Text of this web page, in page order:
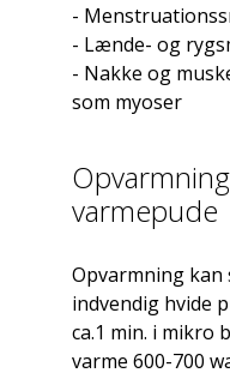
-
- Lænde- og
- Nakke og
som myoser
varmepude
Opvarmning kan
indvendig hvide
ca.1 min. i mikro
varme 600-700